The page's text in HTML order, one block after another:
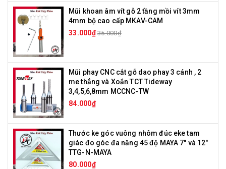
Mũi khoan âm vít gỗ 2 tầng mồi vít 3mm
4mm bộ cao cấp MKAV-CAM
33.000₫ 35.000₫
Mũi phay CNC cắt gỗ dao phay 3 cánh , 2
me thẳng và Xoắn TCT Tideway
3,4,5,6,8mm MCCNC-TW
84.000₫
Thước ke góc vuông nhôm đúc eke tam
giác đo góc đa năng 45 độ MAYA 7" và 12"
TTG-N-MAYA
80.000₫